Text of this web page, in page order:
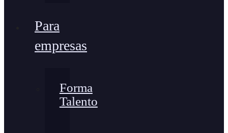
Para
empresas
Forma
Talento